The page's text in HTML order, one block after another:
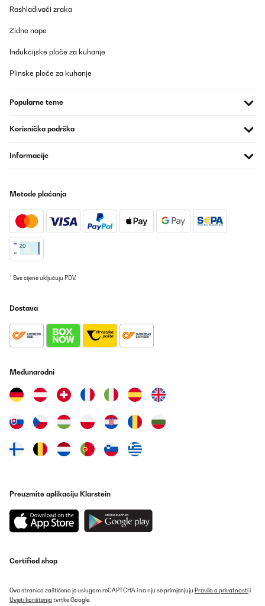
Rashlađivači zraka
Zidne nape
Indukcijske ploče za kuhanje
Plinske ploče za kuhanje
Popularne teme
Korisnička podrška
Informacije
Metode plaćanja
* Sve cijene uključuju PDV.
Dostava
Međunarodni
Preuzmite aplikaciju Klarstein
Certified shop
Ova stranica zaštićena je uslugom reCAPTCHA i na nju se primjenjuju Pravila o privatnostii
Uvjeti korištenja tvrtke Google.